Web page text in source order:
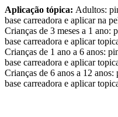
Aplicação tópica: Adultos:
base carreadora e aplicar na
Crianças de 3 meses a 1 ano:
base carreadora e aplicar
Crianças de 1 ano a 6 anos:
base carreadora e aplicar
Crianças de 6 anos a 12
base carreadora e aplicar